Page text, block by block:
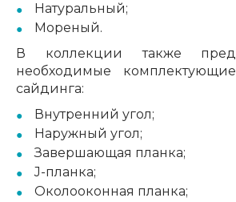
Натуральный;
Мореный.
В коллекции также
необходимые
сайдинга:
Внутренний угол;
Наружный угол;
Завершающая планка;
J-планка;
Околооконная планка;